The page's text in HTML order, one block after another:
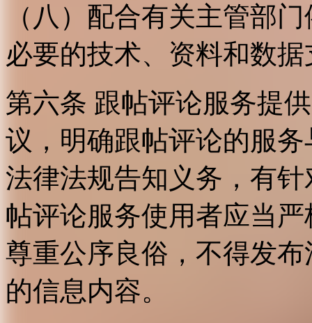
（八）配合有关主管部
必要的技术、资料和数
第六条 跟帖评论服务提
议，明确跟帖评论的服
法律法规告知义务，有
帖评论服务使用者应当
尊重公序良俗，不得发
的信息内容。